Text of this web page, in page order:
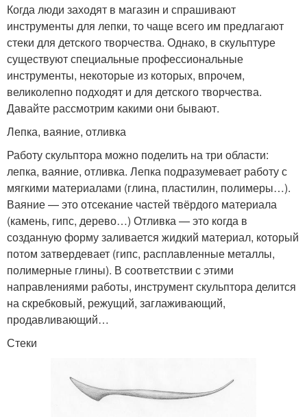
Когда люди заходят в магазин и спрашивают
инструменты для лепки, то чаще всего им предлагают
стеки для детского творчества. Однако, в скульптуре
существуют специальные профессиональные
инструменты, некоторые из которых, впрочем,
великолепно подходят и для детского творчества.
Давайте рассмотрим какими они бывают.
Лепка, ваяние, отливка
Работу скульптора можно поделить на три области:
лепка, ваяние, отливка. Лепка подразумевает работу с
мягкими материалами (глина, пластилин, полимеры…).
Ваяние — это отсекание частей твёрдого материала
(камень, гипс, дерево…) Отливка — это когда в
созданную форму заливается жидкий материал, который
потом затвердевает (гипс, расплавленные металлы,
полимерные глины). В соответствии с этими
направлениями работы, инструмент скульптора делится
на скребковый, режущий, заглаживающий,
продавливающий…
Стеки